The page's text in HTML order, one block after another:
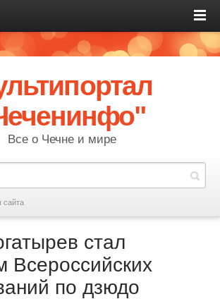
Все о Чечне и мире
сайта
стал
Всероссийских
по дзюдо